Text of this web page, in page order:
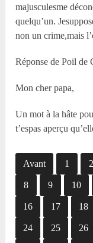
majusculesme
quelqu’un.
non un crime,mais
Réponse de Poil de
Mon cher papa,
Un mot à la hâte
t’espas aperçu
Avant 1 2
8 9 10
16 17 18
24 25 26